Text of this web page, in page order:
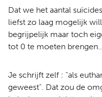
Dat we het aantal
liefst zo laag mogelijk
begrijpelijk maar toch
tot 0 te moeten brengen..
Je schrijft zelf : "als
geweest". Dat zou de